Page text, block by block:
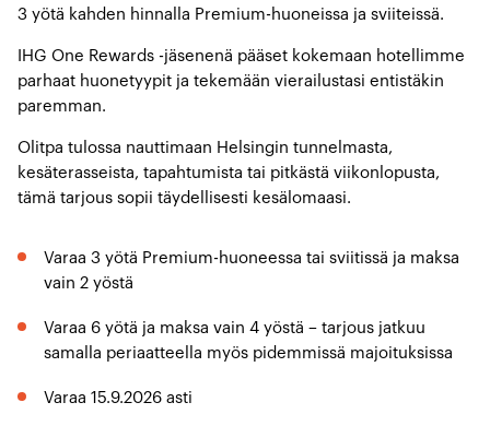
3 yötä kahden hinnalla Premium-huoneissa ja sviiteissä.
IHG One Rewards -jäsenenä pääset kokemaan hotellimme
parhaat huonetyypit ja tekemään vierailustasi entistäkin
paremman.
Olitpa tulossa nauttimaan Helsingin tunnelmasta,
kesäterasseista, tapahtumista tai pitkästä viikonlopusta,
tämä tarjous sopii täydellisesti kesälomaasi.
Varaa 3 yötä Premium-huoneessa tai sviitissä ja maksa
vain 2 yöstä
Varaa 6 yötä ja maksa vain 4 yöstä – tarjous jatkuu
samalla periaatteella myös pidemmissä majoituksissa
Varaa 15.9.2026 asti